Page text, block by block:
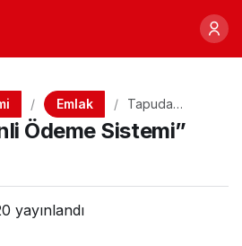
Emlak
Tapuda
“Güvenli
Ödeme
Ödeme Sistemi”
yayınlandı
Paylaş